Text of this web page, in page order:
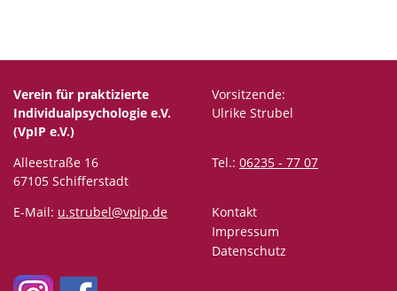
Verein für praktizierte
Individualpsychologie e.V.
(VpIP e.V.)
Vorsitzende:
Ulrike Strubel
Alleestraße 16
67105 Schifferstadt
Tel.: 06235 - 77 07
E-Mail: u.strubel@vpip.de
Kontakt
Impressum
Datenschutz